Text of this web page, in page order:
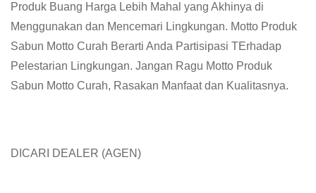
Produk Buang Harga Lebih Mahal yang Akhinya di
Menggunakan dan Mencemari Lingkungan. Motto Produk
Sabun Motto Curah Berarti Anda Partisipasi TErhadap
Pelestarian Lingkungan. Jangan Ragu Motto Produk
Sabun Motto Curah, Rasakan Manfaat dan Kualitasnya.
DICARI DEALER (AGEN)